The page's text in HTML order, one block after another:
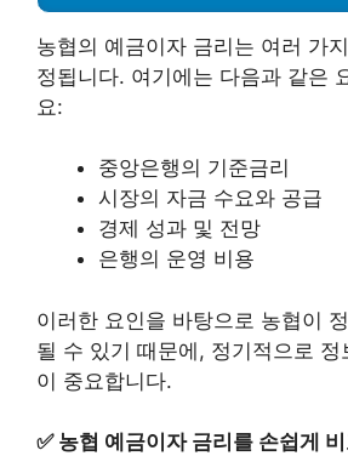
농협의 예금이자 금리는 여러 가
정됩니다. 여기에는 다음과 같은
요:
중앙은행의 기준금리
시장의 자금 수요와 공급
경제 성과 및 전망
은행의 운영 비용
이러한 요인을 바탕으로 농협이
될 수 있기 때문에, 정기적으로 정
이 중요합니다.
✅ 농협 예금이자 금리를 손쉽게